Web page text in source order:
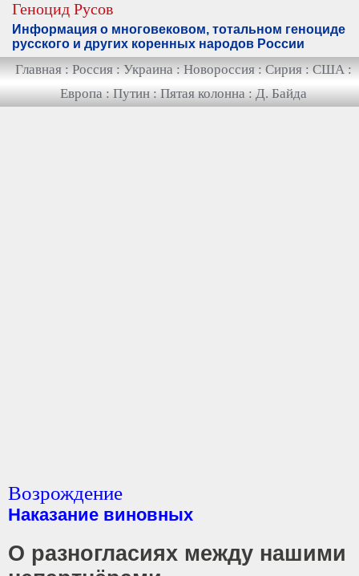
Геноцид Русов
Информация о многовековом, тотальном геноциде
русского и других коренных народов России
Главная : Россия : Украина : Новороссия : Сирия : США :
Европа : Путин : Пятая колонна : Д. Байда
Возрождение
Наказание виновных
О разногласиях между нашими